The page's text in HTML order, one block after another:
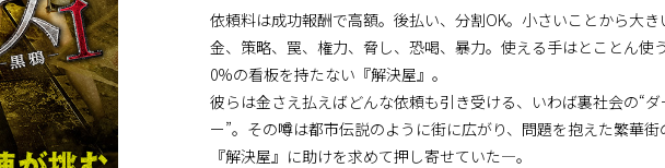
依頼料は成功報酬で高額。後払い、分割OK。小さいことから大き
金、策略、罠、権力、脅し、恐喝、暴力。使える手はとことん使
0%の看板を持たない『解決屋』。
彼らは金さえ払えばどんな依頼も引き受ける、いわば裏社会の“ダ
ー”。その噂は都市伝説のように街に広がり、問題を抱えた繁華
『解決屋』に助けを求めて押し寄せていた—。